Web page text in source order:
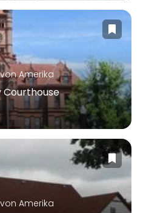
Amerika
Courthouse
Amerika